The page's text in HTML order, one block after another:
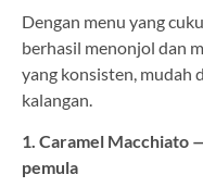
Dengan menu yang
berhasil menonjol dan
yang konsisten, mudah
kalangan.
1. Caramel Macchiato
pemula